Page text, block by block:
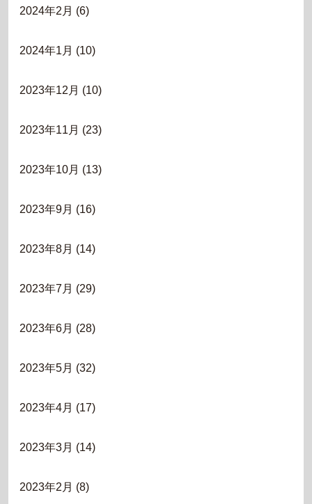
2024年2月 (6)
2024年1月 (10)
2023年12月 (10)
2023年11月 (23)
2023年10月 (13)
2023年9月 (16)
2023年8月 (14)
2023年7月 (29)
2023年6月 (28)
2023年5月 (32)
2023年4月 (17)
2023年3月 (14)
2023年2月 (8)